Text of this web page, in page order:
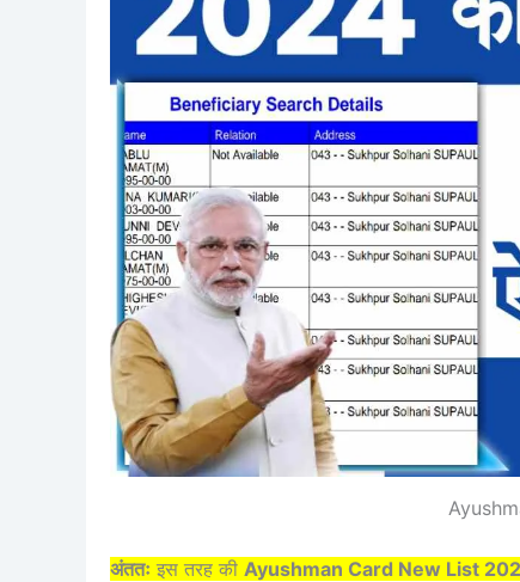
अंततः इस तरह की Ayushman Card New List